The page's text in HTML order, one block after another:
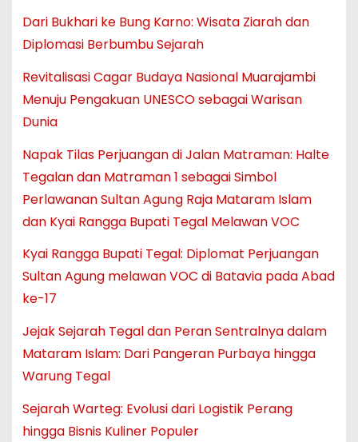
Dari Bukhari ke Bung Karno: Wisata Ziarah dan
Diplomasi Berbumbu Sejarah
Revitalisasi Cagar Budaya Nasional Muarajambi
Menuju Pengakuan UNESCO sebagai Warisan
Dunia
Napak Tilas Perjuangan di Jalan Matraman: Halte
Tegalan dan Matraman 1 sebagai Simbol
Perlawanan Sultan Agung Raja Mataram Islam
dan Kyai Rangga Bupati Tegal Melawan VOC
Kyai Rangga Bupati Tegal: Diplomat Perjuangan
Sultan Agung melawan VOC di Batavia pada Abad
ke-17
Jejak Sejarah Tegal dan Peran Sentralnya dalam
Mataram Islam: Dari Pangeran Purbaya hingga
Warung Tegal
Sejarah Warteg: Evolusi dari Logistik Perang
hingga Bisnis Kuliner Populer